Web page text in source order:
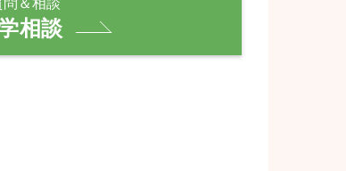
相談